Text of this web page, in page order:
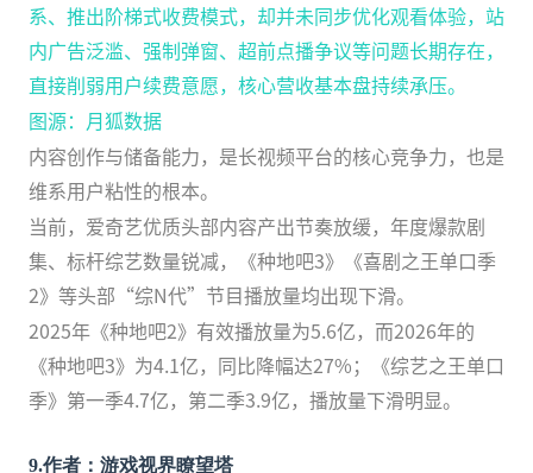
系、推出阶梯式收费模式，却并未同步优化观看体验，站
内广告泛滥、强制弹窗、超前点播争议等问题长期存在，
直接削弱用户续费意愿，核心营收基本盘持续承压。
图源：月狐数据
内容创作与储备能力，是长视频平台的核心竞争力，也是
维系用户粘性的根本。
当前，爱奇艺优质头部内容产出节奏放缓，年度爆款剧
集、标杆综艺数量锐减，《种地吧3》《喜剧之王单口季
2》等头部“综N代”节目播放量均出现下滑。
2025年《种地吧2》有效播放量为5.6亿，而2026年的
《种地吧3》为4.1亿，同比降幅达27%；《综艺之王单口
季》第一季4.7亿，第二季3.9亿，播放量下滑明显。
9.作者：游戏视界瞭望塔